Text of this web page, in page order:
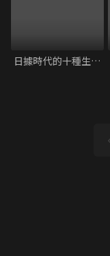
日據時代的十種生存法則